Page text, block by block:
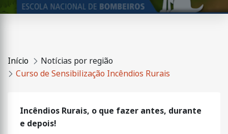
Início
Notícias por região
Curso de Sensibilização Incêndios Rurais
Incêndios Rurais, o que fazer antes, durante
e depois!